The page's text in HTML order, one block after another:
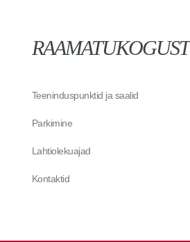
RAAMATUKOGUST
Teeninduspunktid ja saalid
Parkimine
Lahtiolekuajad
Kontaktid